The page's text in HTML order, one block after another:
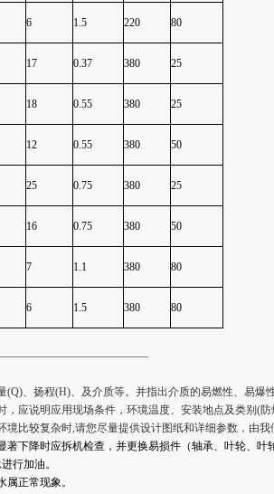
6 1.5 220 80
17 0.37 380 25
18 0.55 380 25
12 0.55 380 50
25 0.75 380 25
16 0.75 380 50
7 1.1 380 80
6 1.5 380 80
(Q)、扬程(H)、及介质等。并指出介质的易燃性、易爆
，应说明应用现场条件，环境温度、安装地点及类别(防
境比较复杂时,请您尽量提供设计图纸和详细参数，由我
著下降时应拆机检查，并更换易损件（轴承、叶轮、叶
行加油。
正常现象。